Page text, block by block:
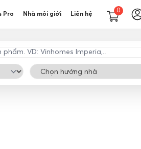
Pro Nhà môi giới Liên hệ
0